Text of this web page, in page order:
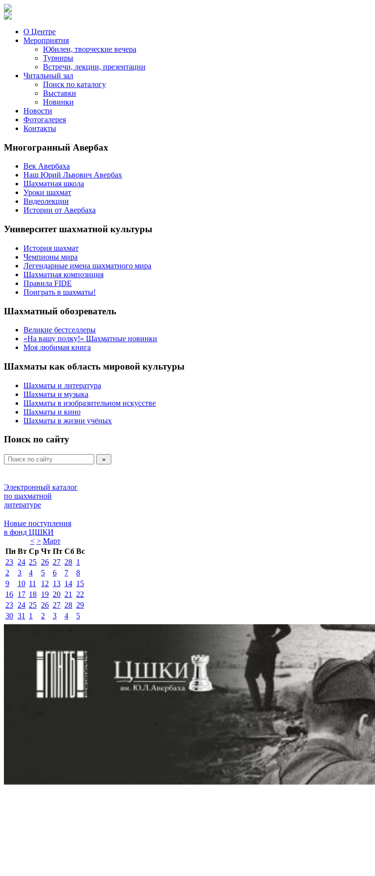
О Центре
Мероприятия
Юбилеи, творческие вечера
Турниры
Встречи, лекции, презентации
Читальный зал
Поиск по каталогу
Выставки
Новинки
Новости
Фотогалерея
Контакты
Многогранный Авербах
Век Авербаха
Наш Юрий Львович Авербах
Шахматная школа
Уроки шахмат
Видеолекции
Истории от Авербаха
Университет шахматной культуры
История шахмат
Чемпионы мира
Легендарные имена шахматного мира
Шахматная композиция
Правила FIDE
Поиграть в шахматы!
Шахматный обозреватель
Великие бестселлеры
«На вашу полку!» Шахматные новинки
Моя любимая книга
Шахматы как область мировой культуры
Шахматы и литература
Шахматы и музыка
Шахматы в изобразительном искусстве
Шахматы и кино
Шахматы в жизни учёных
Поиск по сайту
Электронный каталог
по шахматной
литературе
Новые поступления
в фонд ЦШКИ
< > Март
Пн Вт Ср Чт Пт Сб Вс
23 24 25 26 27 28 1
2
3 4 5 6 7
8
9
10 11 12 13 14 15
16 17 18 19 20 21
22
23 24 25 26 27 28 29
30 31 1 2 3 4 5